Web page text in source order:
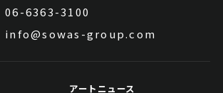
06-6363-3100
info@sowas-group.com
アートニュース